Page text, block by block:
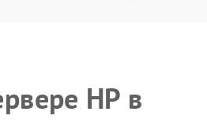
HP в